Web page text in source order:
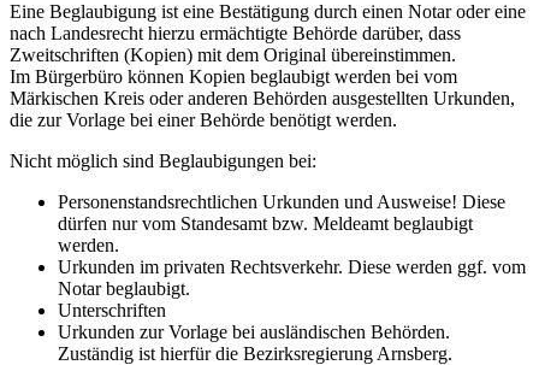
Eine Beglaubigung ist eine Bestätigung durch einen Notar oder eine
nach Landesrecht hierzu ermächtigte Behörde darüber, dass
Zweitschriften (Kopien) mit dem Original übereinstimmen.
Im Bürgerbüro können Kopien beglaubigt werden bei vom
Märkischen Kreis oder anderen Behörden ausgestellten Urkunden,
die zur Vorlage bei einer Behörde benötigt werden.
Nicht möglich sind Beglaubigungen bei:
Personenstandsrechtlichen Urkunden und Ausweise! Diese
dürfen nur vom Standesamt bzw. Meldeamt beglaubigt
werden.
Urkunden im privaten Rechtsverkehr. Diese werden ggf. vom
Notar beglaubigt.
Unterschriften
Urkunden zur Vorlage bei ausländischen Behörden.
Zuständig ist hierfür die Bezirksregierung Arnsberg.